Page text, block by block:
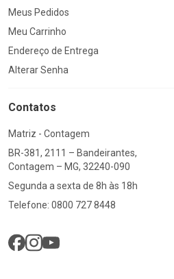
Meus Pedidos
Meu Carrinho
Endereço de Entrega
Alterar Senha
Contatos
Matriz - Contagem
BR-381, 2111 – Bandeirantes,
Contagem – MG, 32240-090
Segunda a sexta de 8h às 18h
Telefone: 0800 727 8448